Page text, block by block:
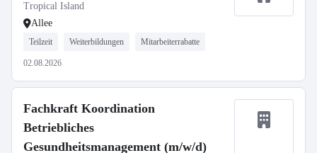
Tropical Island
Allee
Teilzeit Weiterbildungen Mitarbeiterrabatte
02.08.2026
Fachkraft Koordination
Betriebliches
Gesundheitsmanagement (m/w/d)